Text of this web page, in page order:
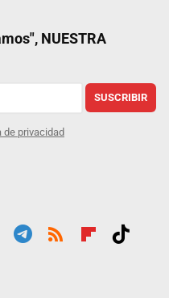
NUESTRA
SUSCRIBIR
de privacidad